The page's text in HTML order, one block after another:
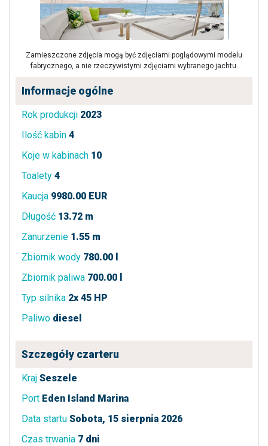
Zamieszczone zdjęcia mogą być zdjęciami poglądowymi modelu
fabrycznego, a nie rzeczywistymi zdjęciami wybranego jachtu.
Informacje ogólne
Rok produkcji 2023
Ilość kabin 4
Koje w kabinach 10
Toalety 4
Kaucja 9980.00 EUR
Długość 13.72 m
Zanurzenie 1.55 m
Zbiornik wody 780.00 l
Zbiornik paliwa 700.00 l
Typ silnika 2x 45 HP
Paliwo diesel
Szczegóły czarteru
Kraj Seszele
Port Eden Island Marina
Data startu Sobota, 15 sierpnia 2026
Czas trwania 7 dni